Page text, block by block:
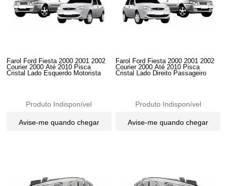
Farol Ford Fiesta 2000 2001 2002
Courier 2000 Até 2010 Pisca
Cristal Lado Esquerdo Motorista
Produto Indisponível
Avise-me quando chegar
Farol Ford Fiesta 2000 2001 2002
Courier 2000 Até 2010 Pisca
Cristal Lado Direito Passageiro
Produto Indisponível
Avise-me quando chegar